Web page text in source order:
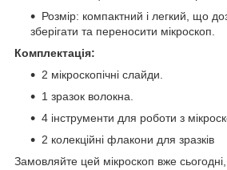
Розмір: компактний і легкий, що
зберігати та переносити мікроскоп.
Комплектація:
2 мікроскопічні слайди.
1 зразок волокна.
4 інструменти для роботи з
2 колекційні флакони для зразків
Замовляйте цей мікроскоп вже